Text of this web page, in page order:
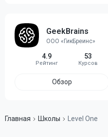
GeekBrains
ООО «ГикБреинс»
4.9 53
Обзор
Главная Школы Level One